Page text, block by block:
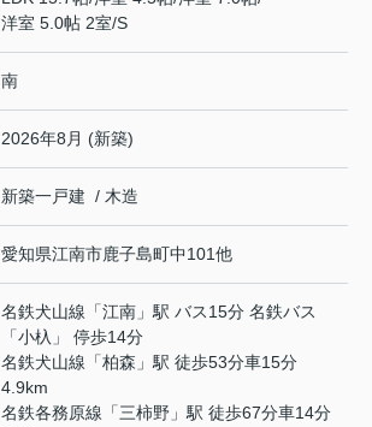
洋室 5.0帖 2室/S
南
2026年8月 (新築)
新築一戸建 / 木造
愛知県江南市鹿子島町中101他
名鉄犬山線 「江南 」駅 バス15分 名鉄バス
「小杁」 停歩14分
名鉄犬山線 「柏森 」駅 徒歩53分車15分
4.9km
名鉄各務原線 「三柿野 」駅 徒歩67分車14分